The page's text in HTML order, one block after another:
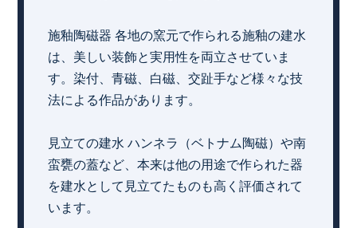
施釉陶磁器 各地の窯元で作られる施釉の建水
は、美しい装飾と実用性を両立させていま
す。染付、青磁、白磁、交趾手など様々な技
法による作品があります。
見立ての建水 ハンネラ（ベトナム陶磁）や南
蛮甕の蓋など、本来は他の用途で作られた器
を建水として見立てたものも高く評価されて
います。